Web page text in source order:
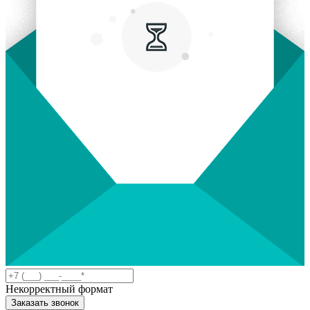
Некорректный формат
Заказать звонок